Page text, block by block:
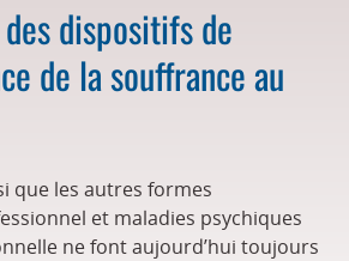
dispositifs de
de la souffrance au
que les autres formes
et maladies psychiques
ne font aujourd’hui toujours